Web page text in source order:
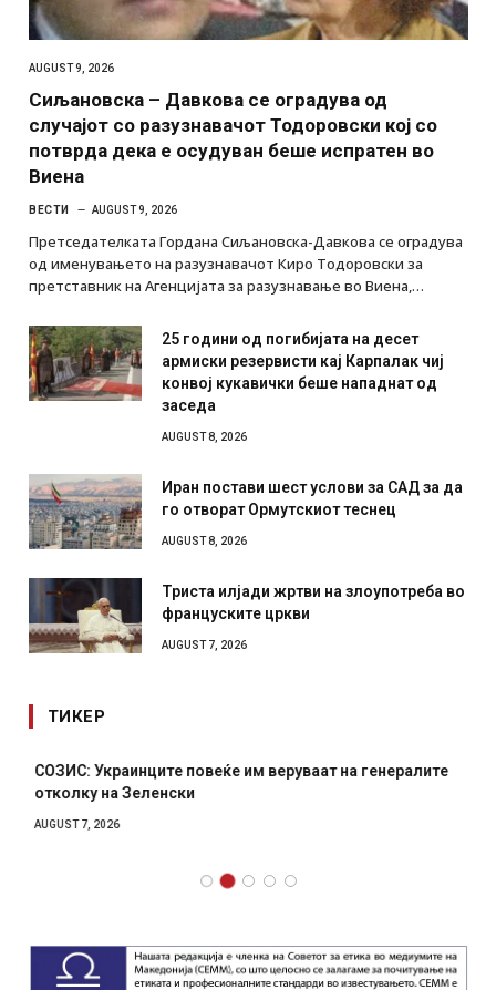
AUGUST 9, 2026
Сиљановска – Давкова се оградува од
случајот со разузнавачот Тодоровски кој со
потврда дека е осудуван беше испратен во
Виена
ВЕСТИ AUGUST 9, 2026
Претседателката Гордана Сиљановска-Давкова се оградува
од именувањето на разузнавачот Киро Тодоровски за
претставник на Агенцијата за разузнавање во Виена,…
25 години од погибијата на десет
армиски резервисти кај Карпалак чиј
конвој кукавички беше нападнат од
заседа
AUGUST 8, 2026
Иран постави шест услови за САД за да
го отворат Ормутскиот теснец
AUGUST 8, 2026
Триста илјади жртви на злоупотреба во
француските цркви
AUGUST 7, 2026
ТИКЕР
СОЗИС: Украинците повеќе им веруваат на генералите
отколку на Зеленски
AUGUST 7, 2026